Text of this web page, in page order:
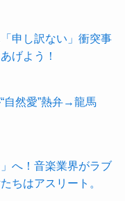
申し訳ない」衝突事
げよう！
自然愛”熱弁→龍馬
へ！音楽業界がラブ
ちはアスリート。